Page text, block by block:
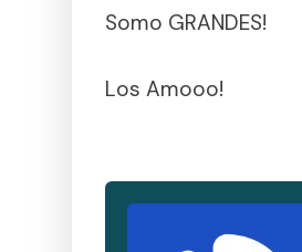
Somo GRANDES!
Los Amooo!